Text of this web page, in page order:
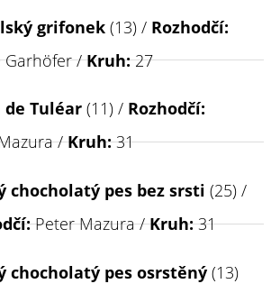
grifonek (13) / Rozhodčí:
Garhöfer /Kruh:27
de Tuléar (11) / Rozhodčí:
/Kruh:31
chocholatý pes bez srsti (25) /
Peter Mazura /Kruh:31
chocholatý pes osrstěný (13)